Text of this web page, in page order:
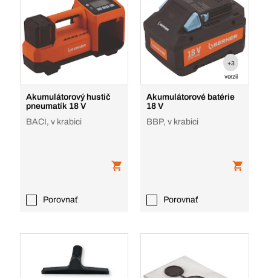
Akumulátorový hustič
pneumatík 18 V
BACI, v krabici
Porovnať
+3
verzií
Akumulátorové batérie
18 V
BBP, v krabici
Porovnať